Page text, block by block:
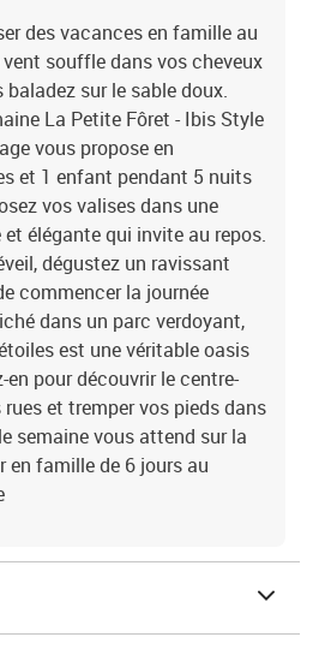
des vacances en famille au
souffle dans vos cheveux
sur le sable doux.
La Petite Fôret - Ibis Style
vous propose en
et 1 enfant pendant 5 nuits
vos valises dans une
élégante qui invite au repos.
dégustez un ravissant
commencer la journée
dans un parc verdoyant,
est une véritable oasis
pour découvrir le centre-
et tremper vos pieds dans
semaine vous attend sur la
en famille de 6 jours au